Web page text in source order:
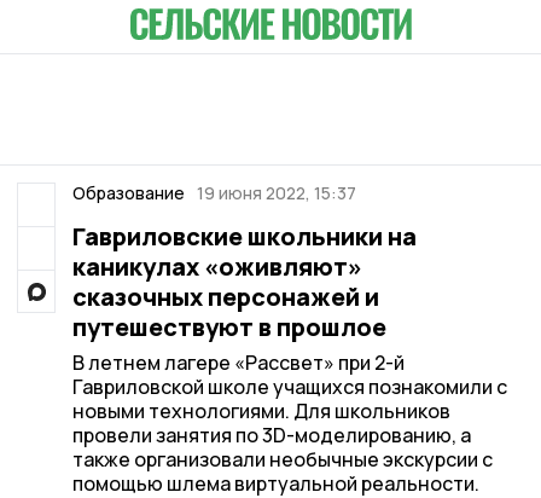
Образование 19 июня 2022, 15:37
Гавриловские школьники на
каникулах «оживляют»
сказочных персонажей и
путешествуют в прошлое
В летнем лагере «Рассвет» при 2-й
Гавриловской школе учащихся познакомили с
новыми технологиями. Для школьников
провели занятия по 3D-моделированию, а
также организовали необычные экскурсии с
помощью шлема виртуальной реальности.